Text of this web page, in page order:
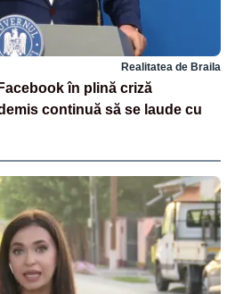
Realitatea de Braila
în plină criză
continuă să se laude cu